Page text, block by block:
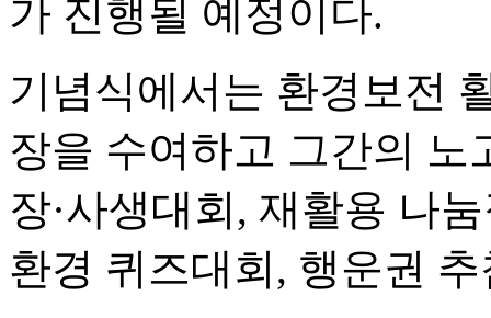
가 진행될 예정이다.
기념식에서는 환경보전
장을 수여하고 그간의 노
장·사생대회, 재활용 나
환경 퀴즈대회, 행운권